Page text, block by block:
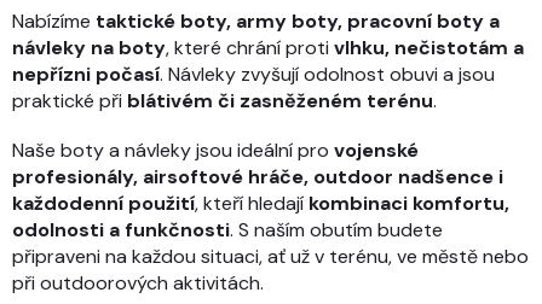
Nabízíme taktické boty, army boty, pracovní boty a
návleky na boty, které chrání proti vlhku, nečistotám a
nepřízni počasí. Návleky zvyšují odolnost obuvi a jsou
praktické při blátivém či zasněženém terénu.
Naše boty a návleky jsou ideální pro vojenské
profesionály, airsoftové hráče, outdoor nadšence i
každodenní použití, kteří hledají kombinaci komfortu,
odolnosti a funkčnosti. S naším obutím budete
připraveni na každou situaci, ať už v terénu, ve městě nebo
při outdoorových aktivitách.